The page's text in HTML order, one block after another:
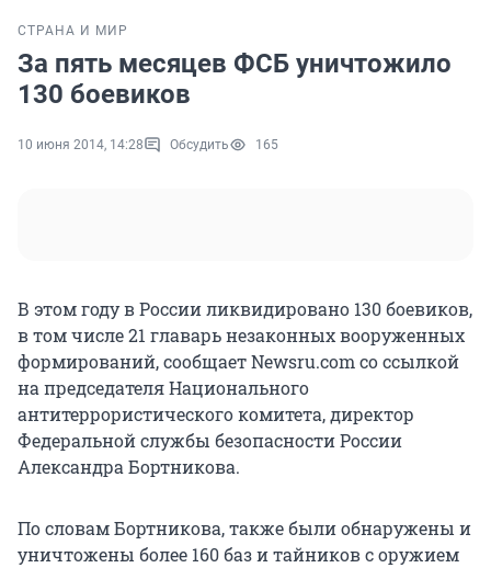
СТРАНА И МИР
За пять месяцев ФСБ уничтожило
130 боевиков
10 июня 2014, 14:28 Обсудить 165
В этом году в России ликвидировано 130 боевиков,
в том числе 21 главарь незаконных вооруженных
формирований, сообщает Newsru.com со ссылкой
на председателя Национального
антитеррористического комитета, директор
Федеральной службы безопасности России
Александра Бортникова.
По словам Бортникова, также были обнаружены и
уничтожены более 160 баз и тайников с оружием